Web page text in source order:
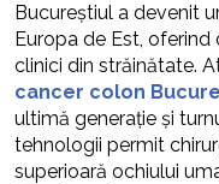
Bucureștiul a devenit
Europa de Est,
clinici din străinătate.
cancer colon
ultimă generație și
tehnologii permit
superioară ochiului